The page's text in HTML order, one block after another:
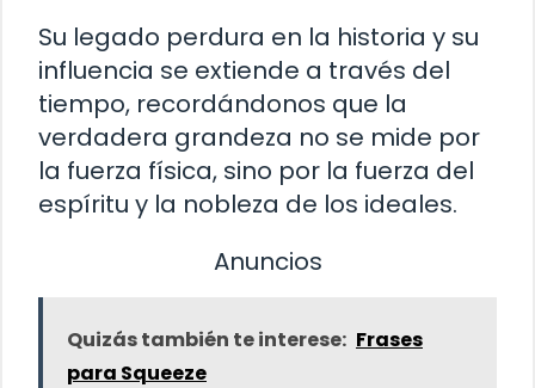
Su legado perdura en la historia y su
influencia se extiende a través del
tiempo, recordándonos que la
verdadera grandeza no se mide por
la fuerza física, sino por la fuerza del
espíritu y la nobleza de los ideales.
Anuncios
Quizás también te interese: Frases
para Squeeze